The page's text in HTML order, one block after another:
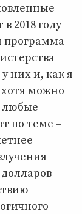
2018 году
программа –
них и, как я
можно
любые
по теме –